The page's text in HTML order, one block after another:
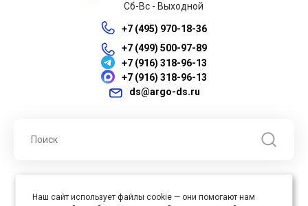
Сб-Вс - Выходной
+7 (495) 970-18-36
+7 (499) 500-97-89
+7 (916) 318-96-13
+7 (916) 318-96-13
ds@argo-ds.ru
права защищены
Наш сайт использует файлы cookie — они помогают нам